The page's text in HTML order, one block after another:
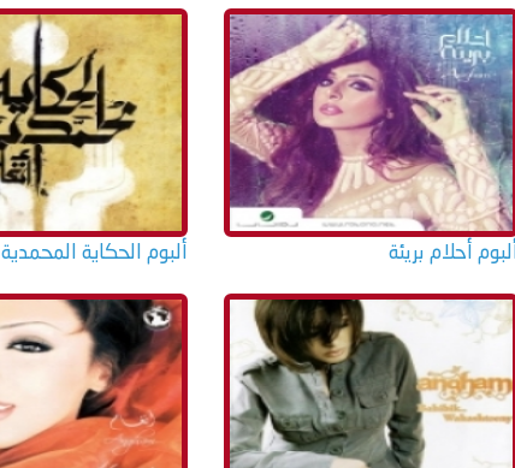
ألبوم أحلام بريئة ألبوم الحكاية المحمدية